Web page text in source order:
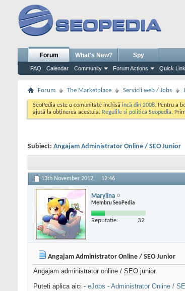
Forum
FAQ Calendar Community Forum Actions Quick
What's New? Spy
Forum The Marketplace Servicii web / Jobs
SeoPedia este o comunitate inchisă incă din 2008. Pentru a
ajută la obținerea acestuia. Regulile si politica Seopedia.
Subiect: Angajam Administrator Online / SEO Junior
13th November 2012, 12:46
Marylina
Membru SeoPedia
Reputatie: 32
Angajam Administrator Online / SEO Junior
Angajam administrator online / SEO junior.
Puteti aplica aici - eJobs - Administrator Online /